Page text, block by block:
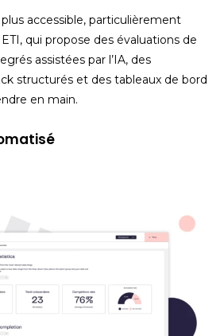
accessible, particulièrement
qui propose des évaluations de
assistées par l’IA, des
structurés et des tableaux de bord
en main.